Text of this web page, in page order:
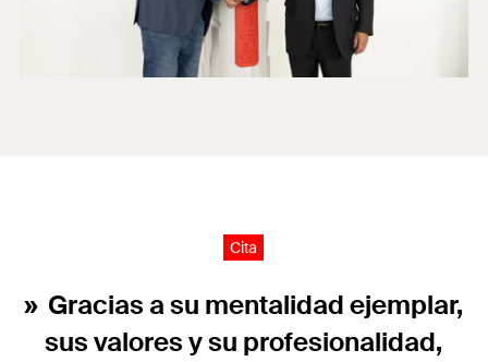
Cita
Gracias a su mentalidad ejemplar,
sus valores y su profesionalidad,